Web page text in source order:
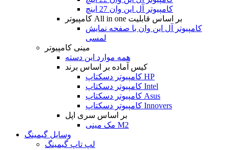
کامپیوتر آل این وان 27 اینچ
کامپیوتر All in one بر اساس قابلیت
کامپیوتر آل این وان با صفحه نمایش
لمسی
مینی کامپیوتر
همه موارد این دسته
کیس آماده بر اساس برند
کامپیوتر دسکتاپ HP
کامپیوتر دسکتاپ Intel
کامپیوتر دسکتاپ Asus
کامپیوتر دسکتاپ Innovers
بر اساس سری اپل
مک مینی M2
وسایل گیمینگ
لپ تاپ گیمینگ